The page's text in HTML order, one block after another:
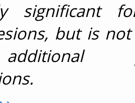
significant
but is not